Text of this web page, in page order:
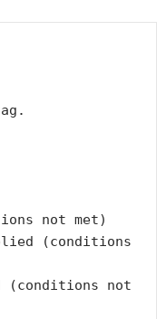
not met)
(conditions
(conditions not